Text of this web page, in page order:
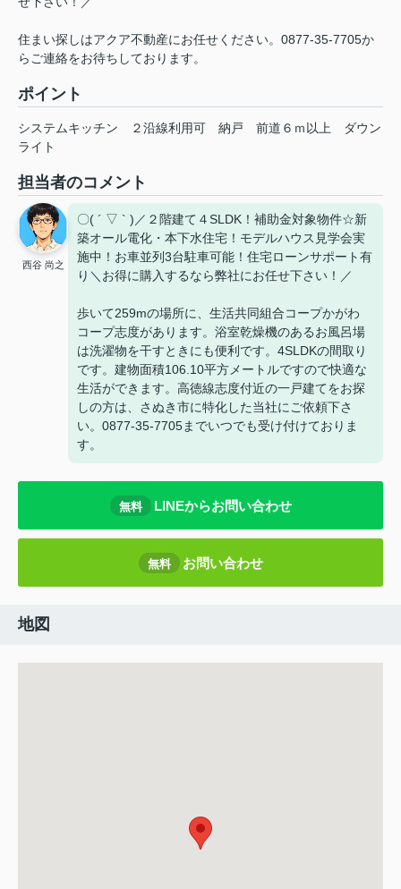
住まい探しはアクア不動産にお任せください。0877-35-7705か
らご連絡をお待ちしております。
ポイント
システムキッチン ２沿線利用可 納戸 前道６ｍ以上
ダウン
ライト
担当者のコメント
西谷 尚之
〇( ´ ▽ ` )／２階建て４SLDK！補助金対象物件☆新
築オール電化・本下水住宅！モデルハウス見学会実
施中！お車並列3台駐車可能！住宅ローンサポート有
り＼お得に購入するなら弊社にお任せ下さい！／
歩いて259mの場所に、生活共同組合コープかがわ
コープ志度があります。浴室乾燥機のあるお風呂場
は洗濯物を干すときにも便利です。4SLDKの間取り
です。建物面積106.10平方メートルですので快適な
生活ができます。高徳線志度付近の一戸建てをお探
しの方は、さぬき市に特化した当社にご依頼下さ
い。0877-35-7705までいつでも受け付けておりま
す。
無料 LINEからお問い合わせ
無料 お問い合わせ
地図